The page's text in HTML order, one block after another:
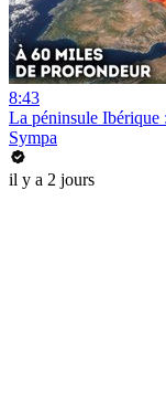
8:43
La péninsule Ibérique
Sympa
il y a 2 jours